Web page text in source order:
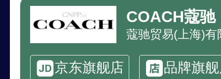
COACH蔻驰
蔻驰贸易(上海)有
京东旗舰店 品牌旗